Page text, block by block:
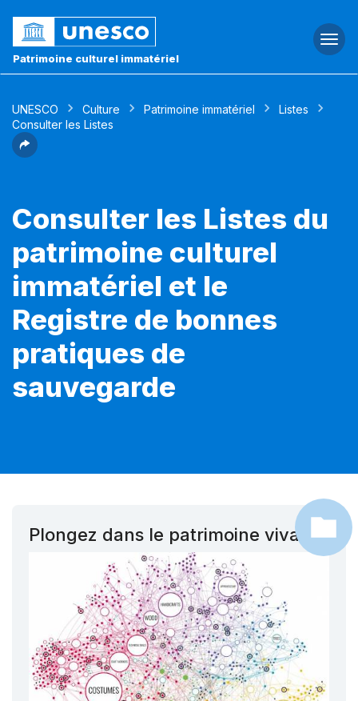
Patrimoine culturel immatériel
UNESCO Culture Patrimoine immatériel
Listes
Consulter les Listes
Consulter les Listes du
patrimoine culturel
immatériel et le
Registre de bonnes
pratiques de
sauvegarde
Plongez dans le patrimoine vivant !